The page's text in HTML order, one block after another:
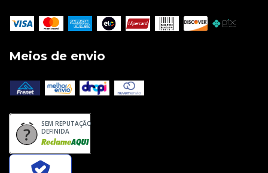
Meios de envio
SEM REPUTAÇÃO
DEFINIDA